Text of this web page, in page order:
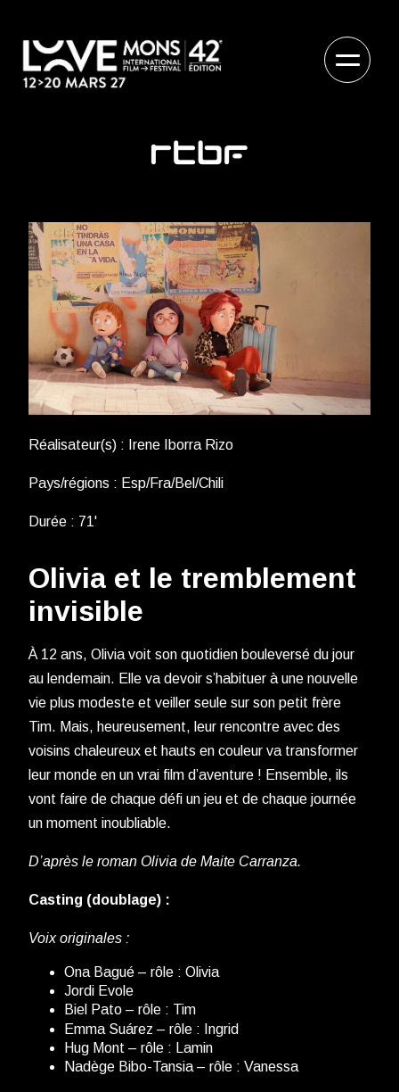
Réalisateur(s) : Irene Iborra Rizo
Pays/régions : Esp/Fra/Bel/Chili
Durée : 71'
Olivia et le tremblement
invisible
À 12 ans, Olivia voit son quotidien bouleversé du jour
au lendemain. Elle va devoir s’habituer à une nouvelle
vie plus modeste et veiller seule sur son petit frère
Tim. Mais, heureusement, leur rencontre avec des
voisins chaleureux et hauts en couleur va transformer
leur monde en un vrai film d’aventure ! Ensemble, ils
vont faire de chaque défi un jeu et de chaque journée
un moment inoubliable.
D’après le roman Olivia de Maite Carranza.
Casting (doublage) :
Voix originales :
Ona Bagué – rôle : Olivia
Jordi Evole
Biel Pato – rôle : Tim
Emma Suárez – rôle : Ingrid
Hug Mont – rôle : Lamin
Nadège Bibo-Tansia – rôle : Vanessa